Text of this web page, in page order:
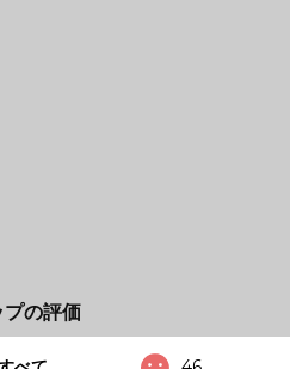
プの評価